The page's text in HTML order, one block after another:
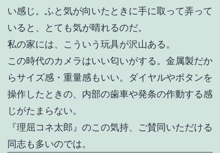
い感じ。ふと気が向いたときに手に取って弄って
いると、とても気が晴れるのだ。
私の家には、こういう玩具が沢山ある。
この時代のカメラはいい匂いがする。金属製だか
らサイズ感・重量感もいい。ダイヤルやボタンを
操作したときの、内部の歯車や発条の作動する感
じがたまらない。
『理屈コネ太郎』のこの気持、ご賛同いただける
同志も多いのでは。